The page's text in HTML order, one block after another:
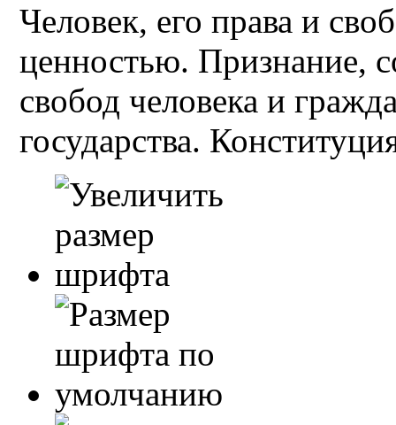
Человек, его права и
ценностью. Признание,
свобод человека и
государства.